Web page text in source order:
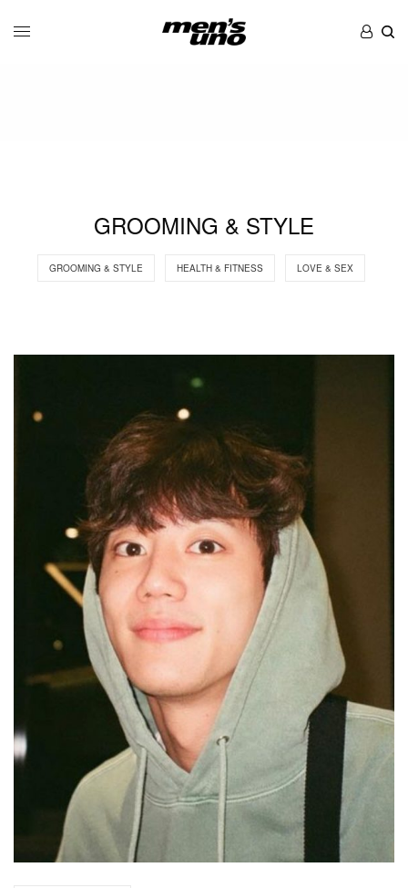
GROOMING & STYLE
GROOMING & STYLE HEALTH & FITNESS LOVE & SEX